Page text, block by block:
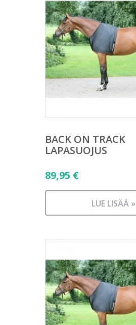
BACK ON TRACK
LAPASUOJUS
89,95 €
LUE LISÄÄ »